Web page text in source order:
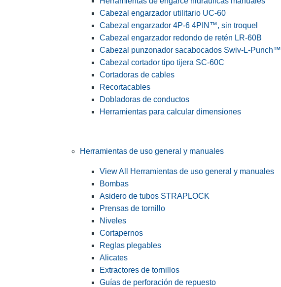
Cabezal engarzador utilitario UC-60
Cabezal engarzador 4P-6 4PIN™, sin troquel
Cabezal engarzador redondo de retén LR-60B
Cabezal punzonador sacabocados Swiv-L-Punch™
Cabezal cortador tipo tijera SC-60C
Cortadoras de cables
Recortacables
Dobladoras de conductos
Herramientas para calcular dimensiones
Herramientas de uso general y manuales
View All Herramientas de uso general y manuales
Bombas
Asidero de tubos STRAPLOCK
Prensas de tornillo
Niveles
Cortapernos
Reglas plegables
Alicates
Extractores de tornillos
Guías de perforación de repuesto